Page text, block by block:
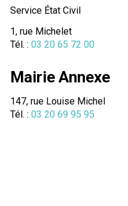
Service État Civil
1, rue Michelet
Tél. : 03 20 65 72 00
Mairie Annexe
147, rue Louise Michel
Tél. : 03 20 69 95 95